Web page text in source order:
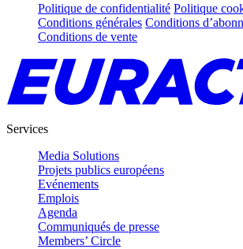
Politique de confidentialité Politique
Conditions générales Conditions
Conditions de vente
Services
Media Solutions
Projets publics européens
Evénements
Emplois
Agenda
Communiqués de presse
Members’ Circle